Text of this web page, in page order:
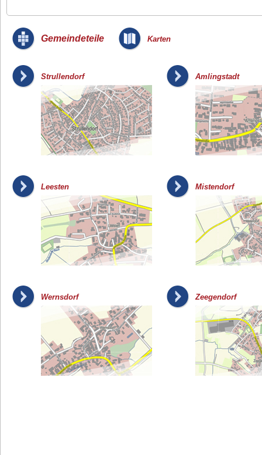
Gemeindeteile Karten
Strullendorf Amlingstadt
Leesten Mistendorf
Wernsdorf Zeegendorf